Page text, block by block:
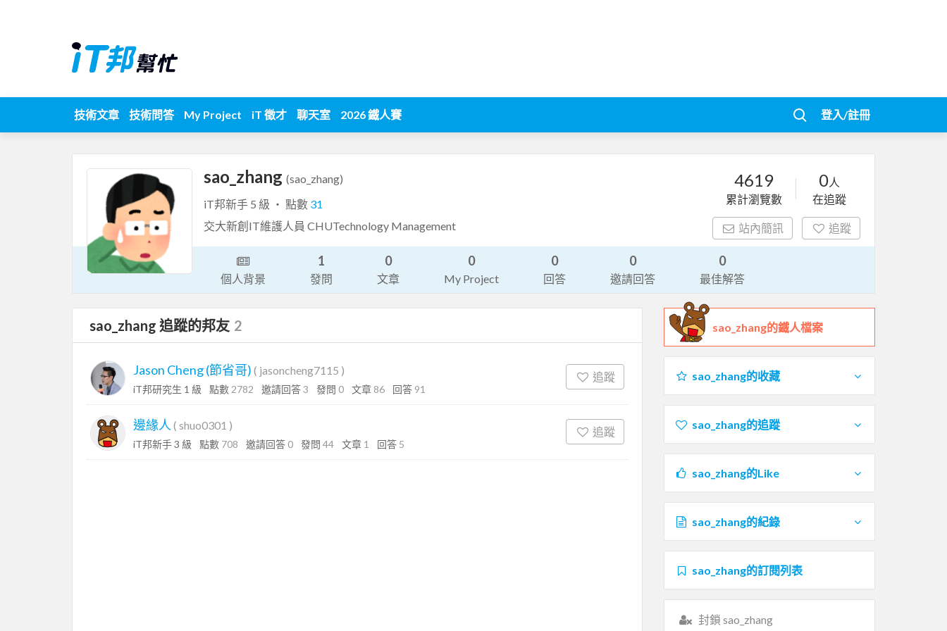
技術文章 技術問答 My Project iT 徵才 聊天室 2026 鐵人賽 登入/註冊
sao_zhang (sao_zhang)
iT邦新手 5 級 ‧ 點數 31
交大新創IT維護人員 CHUTechnology Management
4619
累計瀏覽數
0人
在追蹤
站內簡訊 追蹤
個人背景
1
發問
0
文章
0
My Project
0
回答
0
邀請回答
0
最佳解答
sao_zhang 追蹤的邦友 2
Jason Cheng (節省哥) ( jasoncheng7115 )
iT邦研究生 1 級 點數 2782 邀請回答3 發問 0 文章 86 回答 91
追蹤
邊緣人 ( shuo0301 )
iT邦新手 3 級 點數 708 邀請回答 0 發問 44 文章 1 回答 5
追蹤
sao_zhang的鐵人檔案
sao_zhang的收藏
sao_zhang的追蹤
sao_zhang的Like
sao_zhang的紀錄
sao_zhang的訂閱列表
封鎖 sao_zhang